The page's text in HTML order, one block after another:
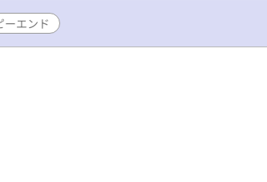
り噛みつかない（襲わない）設定です。ファ
お読みください。
ーエンド